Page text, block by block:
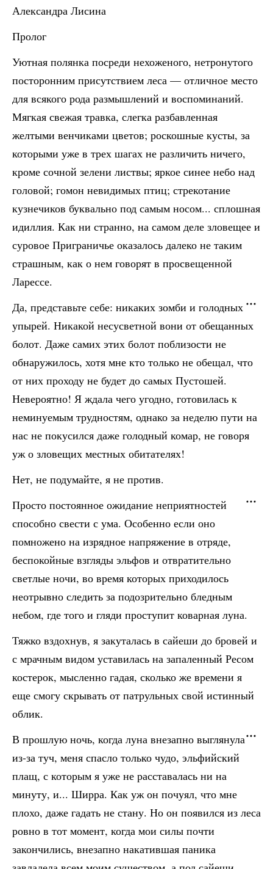
Александра Лисина
Пролог
Уютная полянка посреди нехоженого, нетронутого
посторонним присутствием леса — отличное место
для всякого рода размышлений и воспоминаний.
Мягкая свежая травка, слегка разбавленная
желтыми венчиками цветов; роскошные кусты, за
которыми уже в трех шагах не различить ничего,
кроме сочной зелени листвы; яркое синее небо над
головой; гомон невидимых птиц; стрекотание
кузнечиков буквально под самым носом... сплошная
идиллия. Как ни странно, на самом деле зловещее и
суровое Приграничье оказалось далеко не таким
страшным, как о нем говорят в просвещенной
Ларессе.
Да, представьте себе: никаких зомби и голодных
упырей. Никакой несусветной вони от обещанных
болот. Даже самих этих болот поблизости не
обнаружилось, хотя мне кто только не обещал, что
от них проходу не будет до самых Пустошей.
Невероятно! Я ждала чего угодно, готовилась к
неминуемым трудностям, однако за неделю пути на
нас не покусился даже голодный комар, не говоря
уж о зловещих местных обитателях!
Нет, не подумайте, я не против.
Просто постоянное ожидание неприятностей
способно свести с ума. Особенно если оно
помножено на изрядное напряжение в отряде,
беспокойные взгляды эльфов и отвратительно
светлые ночи, во время которых приходилось
неотрывно следить за подозрительно бледным
небом, где того и гляди проступит коварная луна.
Тяжко вздохнув, я закуталась в сайеши до бровей и
с мрачным видом уставилась на запаленный Ресом
костерок, мысленно гадая, сколько же времени я
еще смогу скрывать от патрульных свой истинный
облик.
В прошлую ночь, когда луна внезапно выглянула
из-за туч, меня спасло только чудо, эльфийский
плащ, с которым я уже не расставалась ни на
минуту, и... Ширра. Как уж он почуял, что мне
плохо, даже гадать не стану. Но он появился из леса
ровно в тот момент, когда мои силы почти
закончились, внезапно накатившая паника